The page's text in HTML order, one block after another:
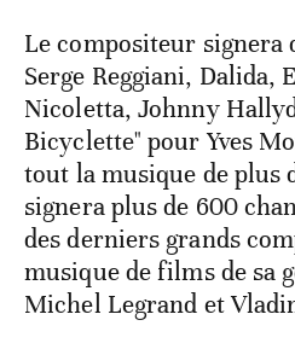
Le compositeur signera
Serge Reggiani, Dalida,
Nicoletta, Johnny
Bicyclette" pour Yves
tout la musique de plus
signera plus de 600
des derniers grands
musique de films de sa
Michel Legrand et